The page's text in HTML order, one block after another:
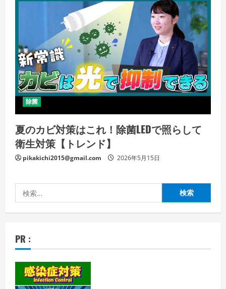
除菌
夏のカビ対策はこれ！除菌LEDで照らして
衛生対策【トレンド】
pikakichi2015@gmail.com 2026年5月15日
索:
PR :